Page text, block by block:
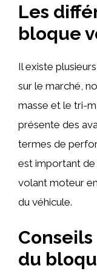
Les
bloque
Il existe
sur le marché,
masse et le tri-
présente des
termes de
est important
volant moteur
du véhicule.
du